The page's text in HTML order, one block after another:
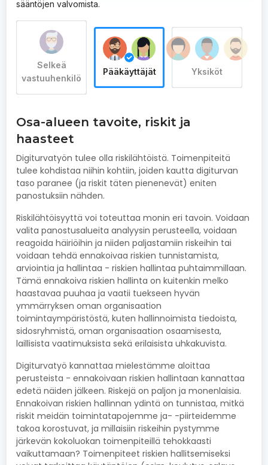
sääntöjen valvomista.
Selkeä
vastuuhenkilö
Pääkäyttäjät Yksiköt
Osa-alueen tavoite, riskit ja
haasteet
Digiturvatyön tulee olla riskilähtöistä. Toimenpiteitä
tulee kohdistaa niihin kohtiin, joiden kautta digiturvan
taso paranee (ja riskit täten pienenevät) eniten
panostuksiin nähden.
Riskilähtöisyyttä voi toteuttaa monin eri tavoin. Voidaan
valita panostusalueita analyysin perusteella, voidaan
reagoida häiriöihin ja niiden paljastamiin riskeihin tai
voidaan tehdä ennakoivaa riskien tunnistamista,
arviointia ja hallintaa - riskien hallintaa puhtaimmillaan.
Tämä ennakoiva riskien hallinta on kuitenkin melko
haastavaa puuhaa ja vaatii tuekseen hyvän
ymmärryksen oman organisaation
toimintaympäristöstä, kuten hallinnoimista tiedoista,
sidosryhmistä, oman organisaation osaamisesta,
laillisista vaatimuksista sekä erilaisista uhkakuvista.
Digiturvatyö kannattaa mielestämme aloittaa
perusteista - ennakoivaan riskien hallintaan kannattaa
edetä näiden jälkeen. Riskejä on paljon ja monenlaisia.
Ennakoivan riskien hallinnan ydintä on tunnistaa, mitkä
riskit meidän toimintatapojemme ja- -piirteidemme
takoa korostuvat, ja millaisiin riskeihin pystymme
järkevän kokoluokan toimenpiteillä tehokkaasti
vaikuttamaan? Toimenpiteet riskien hallitsemiseksi